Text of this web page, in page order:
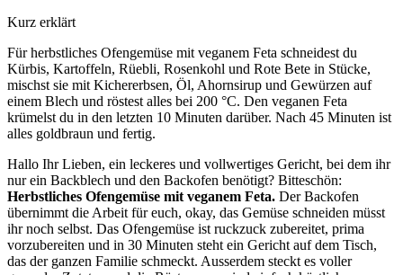
Kurz erklärt
Für herbstliches Ofengemüse mit veganem Feta schneidest du
Kürbis, Kartoffeln, Rüebli, Rosenkohl und Rote Bete in Stücke,
mischst sie mit Kichererbsen, Öl, Ahornsirup und Gewürzen auf
einem Blech und röstest alles bei 200 °C. Den veganen Feta
krümelst du in den letzten 10 Minuten darüber. Nach 45 Minuten ist
alles goldbraun und fertig.
Hallo Ihr Lieben, ein leckeres und vollwertiges Gericht, bei dem ihr
nur ein Backblech und den Backofen benötigt? Bitteschön:
Herbstliches Ofengemüse mit veganem Feta. Der Backofen
übernimmt die Arbeit für euch, okay, das Gemüse schneiden müsst
ihr noch selbst. Das Ofengemüse ist ruckzuck zubereitet, prima
vorzubereiten und in 30 Minuten steht ein Gericht auf dem Tisch,
das der ganzen Familie schmeckt. Ausserdem steckt es voller